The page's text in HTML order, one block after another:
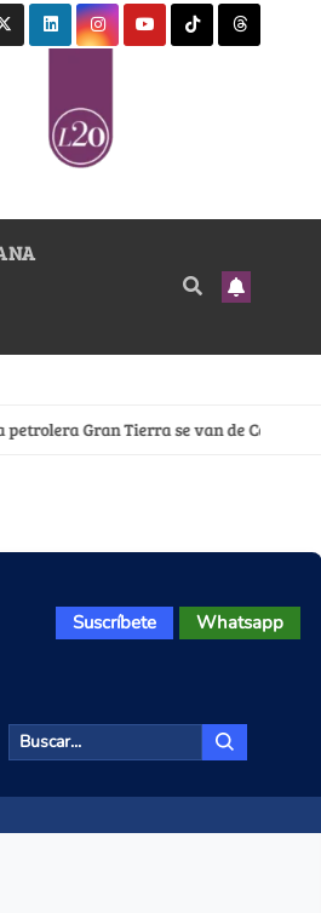
Gran Tierra se van de Colombia, los